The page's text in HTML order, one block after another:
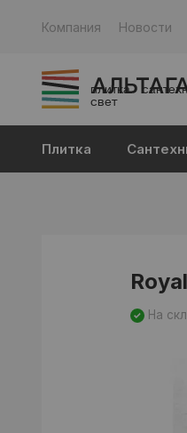
Компания Новости
плитка ·
свет
Плитка
На